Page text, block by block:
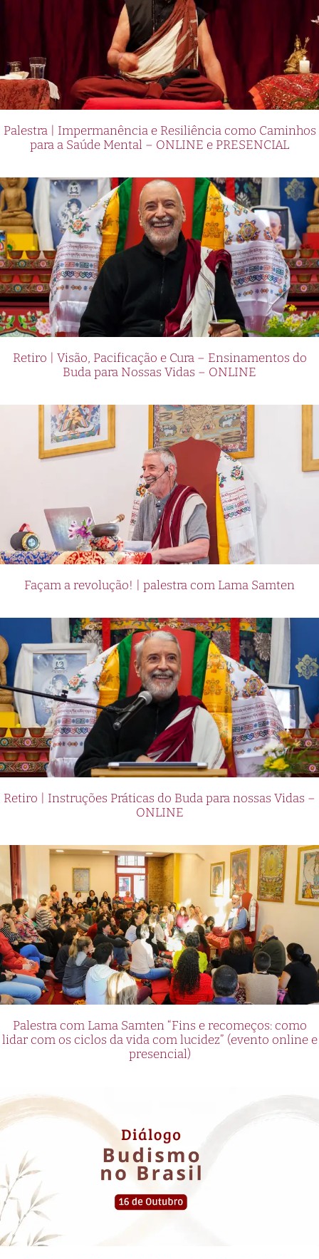
Palestra | Impermanência e Resiliência como Caminhos
para a Saúde Mental – ONLINE e PRESENCIAL
Retiro | Visão, Pacificação e Cura – Ensinamentos do
Buda para Nossas Vidas – ONLINE
Façam a revolução! | palestra com Lama Samten
Retiro | Instruções Práticas do Buda para nossas Vidas –
ONLINE
Palestra com Lama Samten “Fins e recomeços: como
lidar com os ciclos da vida com lucidez” (evento online e
presencial)